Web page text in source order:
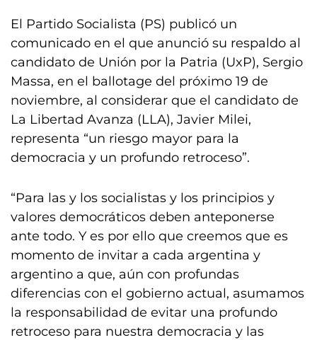
El Partido Socialista (PS) publicó un
comunicado en el que anunció su respaldo al
candidato de Unión por la Patria (UxP), Sergio
Massa, en el ballotage del próximo 19 de
noviembre, al considerar que el candidato de
La Libertad Avanza (LLA), Javier Milei,
representa “un riesgo mayor para la
democracia y un profundo retroceso”.
“Para las y los socialistas y los principios y
valores democráticos deben anteponerse
ante todo. Y es por ello que creemos que es
momento de invitar a cada argentina y
argentino a que, aún con profundas
diferencias con el gobierno actual, asumamos
la responsabilidad de evitar una profundo
retroceso para nuestra democracia y las